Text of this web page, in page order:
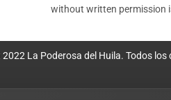
without written permission
La Poderosa del Huila. Todos